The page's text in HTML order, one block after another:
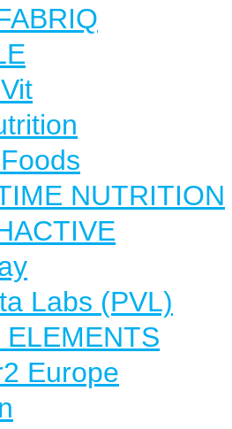
NUTRITION
Labs (PVL)
ELEMENTS
Europe